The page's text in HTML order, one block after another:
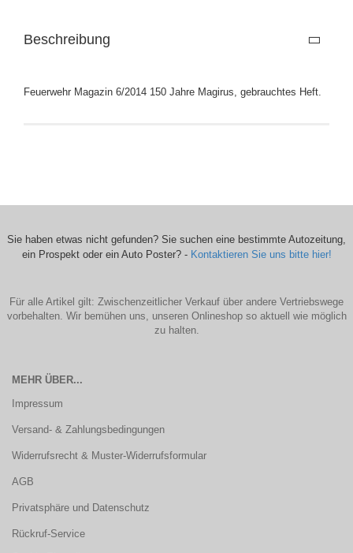
Beschreibung
Feuerwehr Magazin 6/2014 150 Jahre Magirus, gebrauchtes Heft.
Sie haben etwas nicht gefunden? Sie suchen eine bestimmte Autozeitung,
ein Prospekt oder ein Auto Poster? - Kontaktieren Sie uns bitte hier!
Für alle Artikel gilt: Zwischenzeitlicher Verkauf über andere Vertriebswege
vorbehalten. Wir bemühen uns, unseren Onlineshop so aktuell wie möglich
zu halten.
MEHR ÜBER...
Impressum
Versand- & Zahlungsbedingungen
Widerrufsrecht & Muster-Widerrufsformular
AGB
Privatsphäre und Datenschutz
Rückruf-Service